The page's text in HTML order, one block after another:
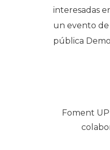
interesadas
un evento
pública
Foment